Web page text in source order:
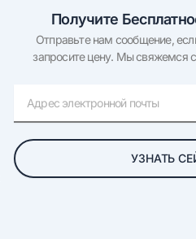
Получите
Отправьте нам сообщение,
запросите цену. Мы свяжемся
почта
УЗНАТЬ